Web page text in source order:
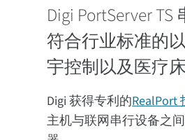
Digi PortServer
符合行业标准的
宇控制以及医疗床
Digi 获得专利的RealPort
主机与联网串行设备之